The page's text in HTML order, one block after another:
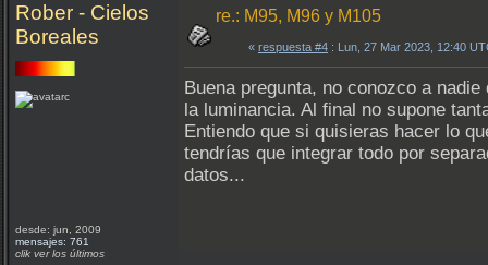
Rober - Cielos
Boreales
desde: jun, 2009
mensajes: 761
clik ver los últimos
re.: M95, M96 y M105
« respuesta #4 : Lun, 27 Mar 2023, 12:40
Buena pregunta, no conozco a
la luminancia. Al final no supone
Entiendo que si quisieras hacer lo
tendrías que integrar todo por
datos...